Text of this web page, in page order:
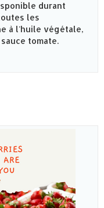
durant
les
à l'huile végétale,
tomate.